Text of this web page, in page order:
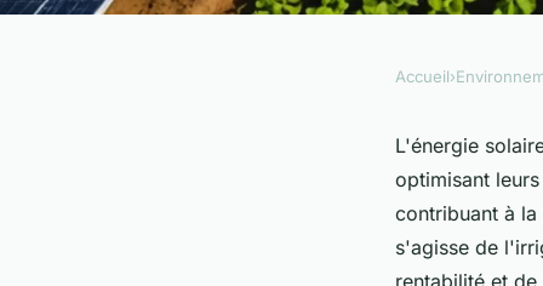
Énergie solaire
agriculture
Accueil›
L'énergie
optimisant
contribuant à
s'agisse de
rentabilité et